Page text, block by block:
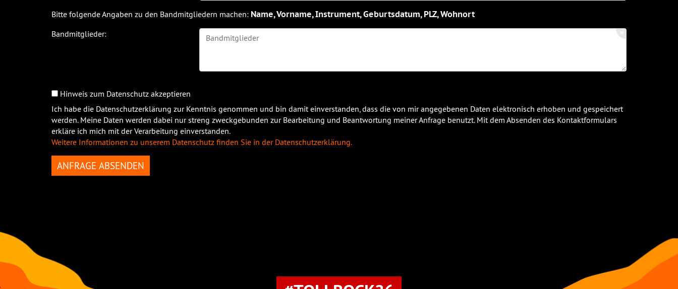
Bitte folgende Angaben zu den Bandmitgliedern machen: Name, Vorname, Instrument, Geburtsdatum, PLZ, Wohnort
Bandmitglieder:
Hinweis zum Datenschutz akzeptieren
Ich habe die Datenschutzerklärung zur Kenntnis genommen und bin damit einverstanden, dass die von mir angegebenen Daten elektronisch erhoben und gespeichert
werden. Meine Daten werden dabei nur streng zweckgebunden zur Bearbeitung und Beantwortung meiner Anfrage benutzt. Mit dem Absenden des Kontaktformulars
erkläre ich mich mit der Verarbeitung einverstanden.
Weitere Informationen zu unserem Datenschutz finden Sie in der Datenschutzerklärung.
ANFRAGE ABSENDEN